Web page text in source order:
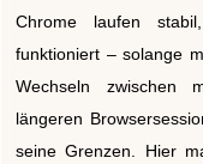
Chrome laufen
funktioniert – solange
Wechseln zwischen
längeren
seine Grenzen. Hier